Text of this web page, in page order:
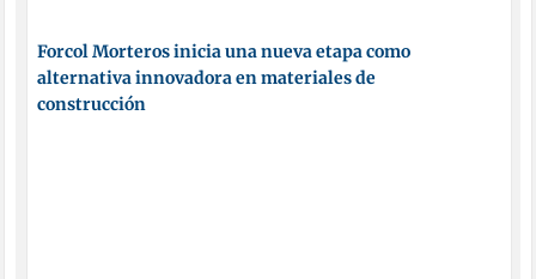
Forcol Morteros inicia una nueva etapa como
alternativa innovadora en materiales de
construcción